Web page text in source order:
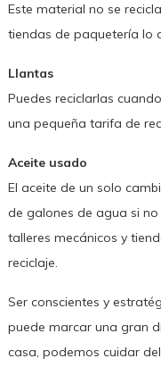
Este material no se
tiendas de paquetería lo
Llantas
Puedes reciclarlas
una pequeña tarifa de
Aceite usado
El aceite de un solo
de galones de agua si
talleres mecánicos y
reciclaje.
Ser conscientes y
puede marcar una gran
casa, podemos cuidar